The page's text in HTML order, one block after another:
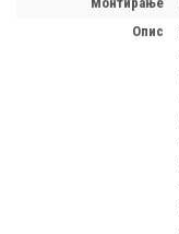
опис